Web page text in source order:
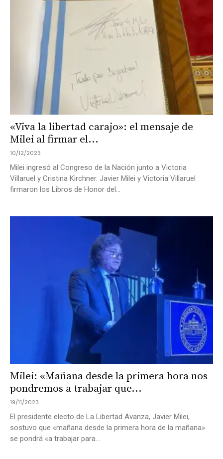
«Viva la libertad carajo»: el mensaje de
Milei al firmar el...
10/12/2023
Milei ingresó al Congreso de la Nación junto a Victoria
Villaruel y Cristina Kirchner. Javier Milei y Victoria Villaruel
firmaron los Libros de Honor del...
Milei: «Mañana desde la primera hora nos
pondremos a trabajar que...
19/11/2023
El presidente electo de La Libertad Avanza, Javier Milei,
sostuvo que «mañana desde la primera hora de la mañana»
se pondrá «a trabajar para...